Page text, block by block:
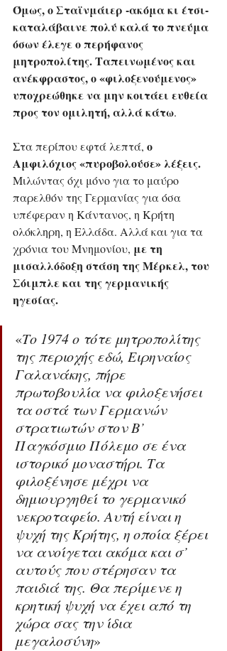
Όμως, ο Σταϊνμάιερ -ακόμα κι έτσι-
καταλάβαινε πολύ καλά το πνεύμα
όσων έλεγε ο περήφανος
μητροπολίτης. Ταπεινωμένος και
ανέκφραστος, ο «φιλοξενούμενος»
υποχρεώθηκε να μην κοιτάει ευθεία
προς τον ομιλητή, αλλά κάτω.
Στα περίπου εφτά λεπτά, ο
Αμφιλόχιος «πυροβολούσε» λέξεις.
Μιλώντας όχι μόνο για το μαύρο
παρελθόν της Γερμανίας για όσα
υπέφεραν η Κάντανος, η Κρήτη
ολόκληρη, η Ελλάδα. Αλλά και για τα
χρόνια του Μνημονίου, με τη
μισαλλόδοξη στάση της Μέρκελ, του
Σόιμπλε και της γερμανικής
ηγεσίας.
«Το 1974 ο τότε μητροπολίτης
της περιοχής εδώ, Ειρηναίος
Γαλανάκης, πήρε
πρωτοβουλία να φιλοξενήσει
τα οστά των Γερμανών
στρατιωτών στον Β’
Παγκόσμιο Πόλεμο σε ένα
ιστορικό μοναστήρι. Τα
φιλοξένησε μέχρι να
δημιουργηθεί το γερμανικό
νεκροταφείο. Αυτή είναι η
ψυχή της Κρήτης, η οποία ξέρει
να ανοίγεται ακόμα και σ’
αυτούς που στέρησαν τα
παιδιά της. Θα περίμενε η
κρητική ψυχή να έχει από τη
χώρα σας την ίδια
μεγαλοσύνη»